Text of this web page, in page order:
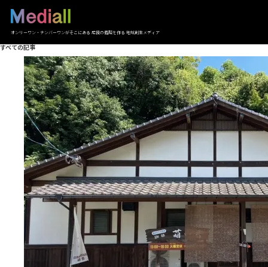
オンリーワン・ナンバーワンがそこにある 応援の循環を作る 地域創生メディア
すべての記事